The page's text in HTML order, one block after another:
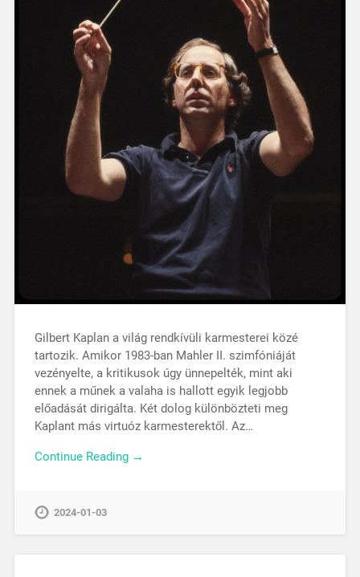
Gilbert Kaplan a világ rendkívüli karmesterei közé
tartozik. Amikor 1983-ban Mahler II. szimfóniáját
vezényelte, a kritikusok úgy ünnepelték, mint aki
ennek a műnek a valaha is hallott egyik legjobb
előadását dirigálta. Két dolog különbözteti meg
Kaplant más virtuóz karmesterektől. Az…
Continue Reading →
2024-01-03